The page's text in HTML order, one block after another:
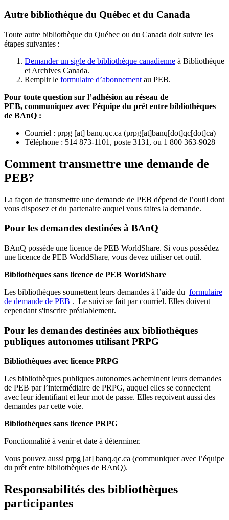
Autre bibliothèque du Québec et du Canada
Toute autre bibliothèque du Québec ou du Canada doit suivre les
étapes suivantes :
Demander un sigle de bibliothèque canadienne à Bibliothèque
et Archives Canada.
Remplir le formulaire d’abonnement au PEB.
Pour toute question sur l’adhésion au réseau de
PEB, communiquez avec l’équipe du prêt entre bibliothèques
de BAnQ :
Courriel : prpg [at] banq.qc.ca (prpg[at]banq[dot]qc[dot]ca)
Téléphone : 514 873-1101, poste 3131, ou 1 800 363-9028
Comment transmettre une demande de
PEB?
La façon de transmettre une demande de PEB dépend de l’outil dont
vous disposez et du partenaire auquel vous faites la demande.
Pour les demandes destinées à BAnQ
BAnQ possède une licence de PEB WorldShare. Si vous possédez
une licence de PEB WorldShare, vous devez utiliser cet outil.
Bibliothèques sans licence de PEB WorldShare
Les bibliothèques soumettent leurs demandes à l’aide du formulaire
de demande de PEB . Le suivi se fait par courriel. Elles doivent
cependant s'inscrire préalablement.
Pour les demandes destinées aux bibliothèques
publiques autonomes utilisant PRPG
Bibliothèques avec licence PRPG
Les bibliothèques publiques autonomes acheminent leurs demandes
de PEB par l’intermédiaire de PRPG, auquel elles se connectent
avec leur identifiant et leur mot de passe. Elles reçoivent aussi des
demandes par cette voie.
Bibliothèques sans licence PRPG
Fonctionnalité à venir et date à déterminer.
Vous pouvez aussi prpg [at] banq.qc.ca (communiquer avec l’équipe
du prêt entre bibliothèques de BAnQ).
Responsabilités des bibliothèques
participantes